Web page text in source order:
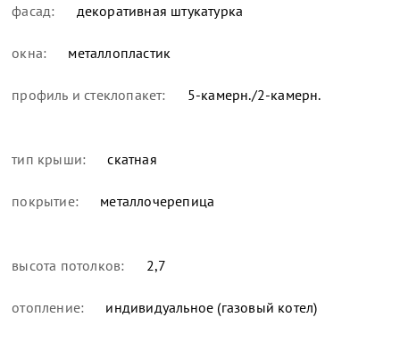
фасад: декоративная штукатурка
окна: металлопластик
профиль и стеклопакет: 5-камерн./2-камерн.
тип крыши: скатная
покрытие: металлочерепица
высота потолков: 2,7
отопление: индивидуальное (газовый котел)